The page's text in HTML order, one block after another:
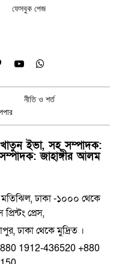
ফেসবুক পেজ
YouTubeWhatsApp
নীতি ও শর্ত
ইভা, সহ সম্পাদক:
জাহাঙ্গীর আলম
মতিঝিল, ঢাকা -১০০০ থেকে
প্রেস,
ঢাকা থেকে মুদ্রিত ।
1912-436520 +880